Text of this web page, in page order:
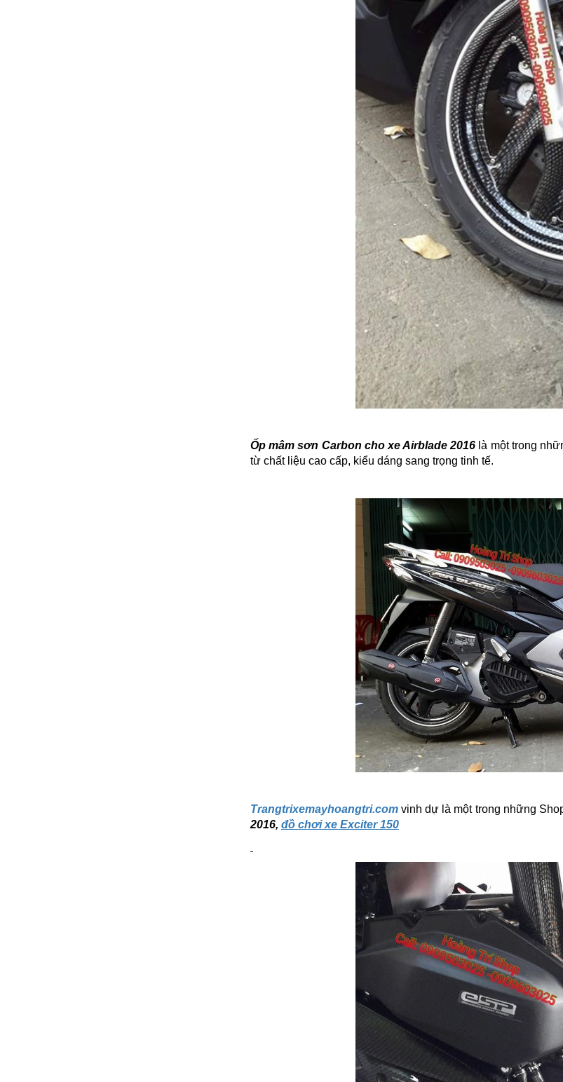
Ốp mâm sơn Carbon cho xe Airblade 2016 là một trong
từ chất liệu cao cấp, kiểu dáng sang trọng tinh tế.
Trangtrixemayhoangtri.comvinh dự là một trong những
2016, đồ chơi xe Exciter 150